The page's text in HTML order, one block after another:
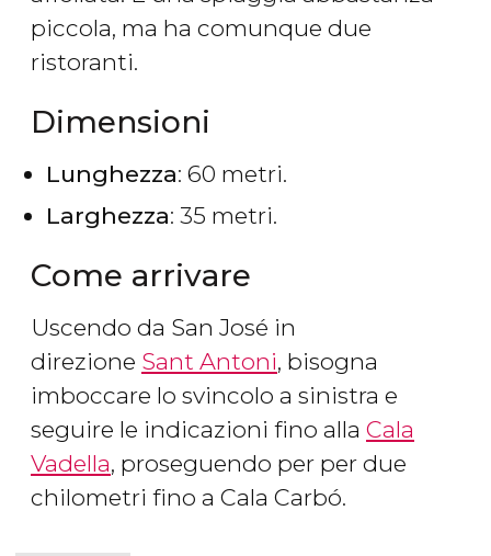
piccola, ma ha comunque due
ristoranti.
Dimensioni
Lunghezza: 60 metri.
Larghezza: 35 metri.
Come arrivare
Uscendo da San José in
direzione Sant Antoni, bisogna
imboccare lo svincolo a sinistra e
seguire le indicazioni fino alla Cala
Vadella, proseguendo per per due
chilometri fino a Cala Carbó.